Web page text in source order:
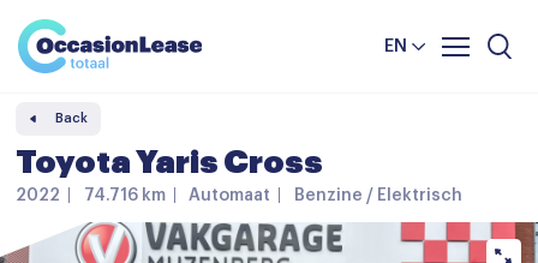
EN
Business
News and tips
Frequently asked questions
Comparator
Back
Toyota Yaris Cross
2022 74.716 km Automaat Benzine / Elektrisch